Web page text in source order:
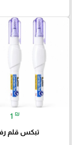
1 ₪
تبكس قلم